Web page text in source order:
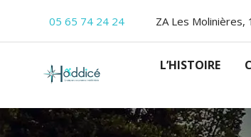
05 65 74 24 24 ZA Les Molinières,
L’HISTOIRE